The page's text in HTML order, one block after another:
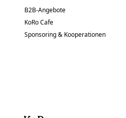
B2B-Angebote
KoRo Cafe
Sponsoring & Kooperationen